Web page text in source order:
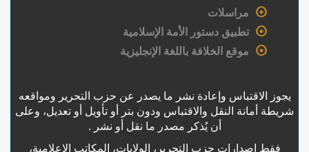
مراسلات
تطبيق دستور الأمة الإسلامية
موقع الخلافة باللغة الإنجليزية
يجوز الاقتباس وإعادة نشر ما يصدر عن حزب التحرير ومواقعه
شريطة أمانة النقل والاقتباس ودون بتر أو تأويل أو تعديل، وعلى
أن يُذكر مصدر ما نقل أو نشر .
فقط إصدارات حزب التحرير، الولايات، المكاتب الإعلامية،